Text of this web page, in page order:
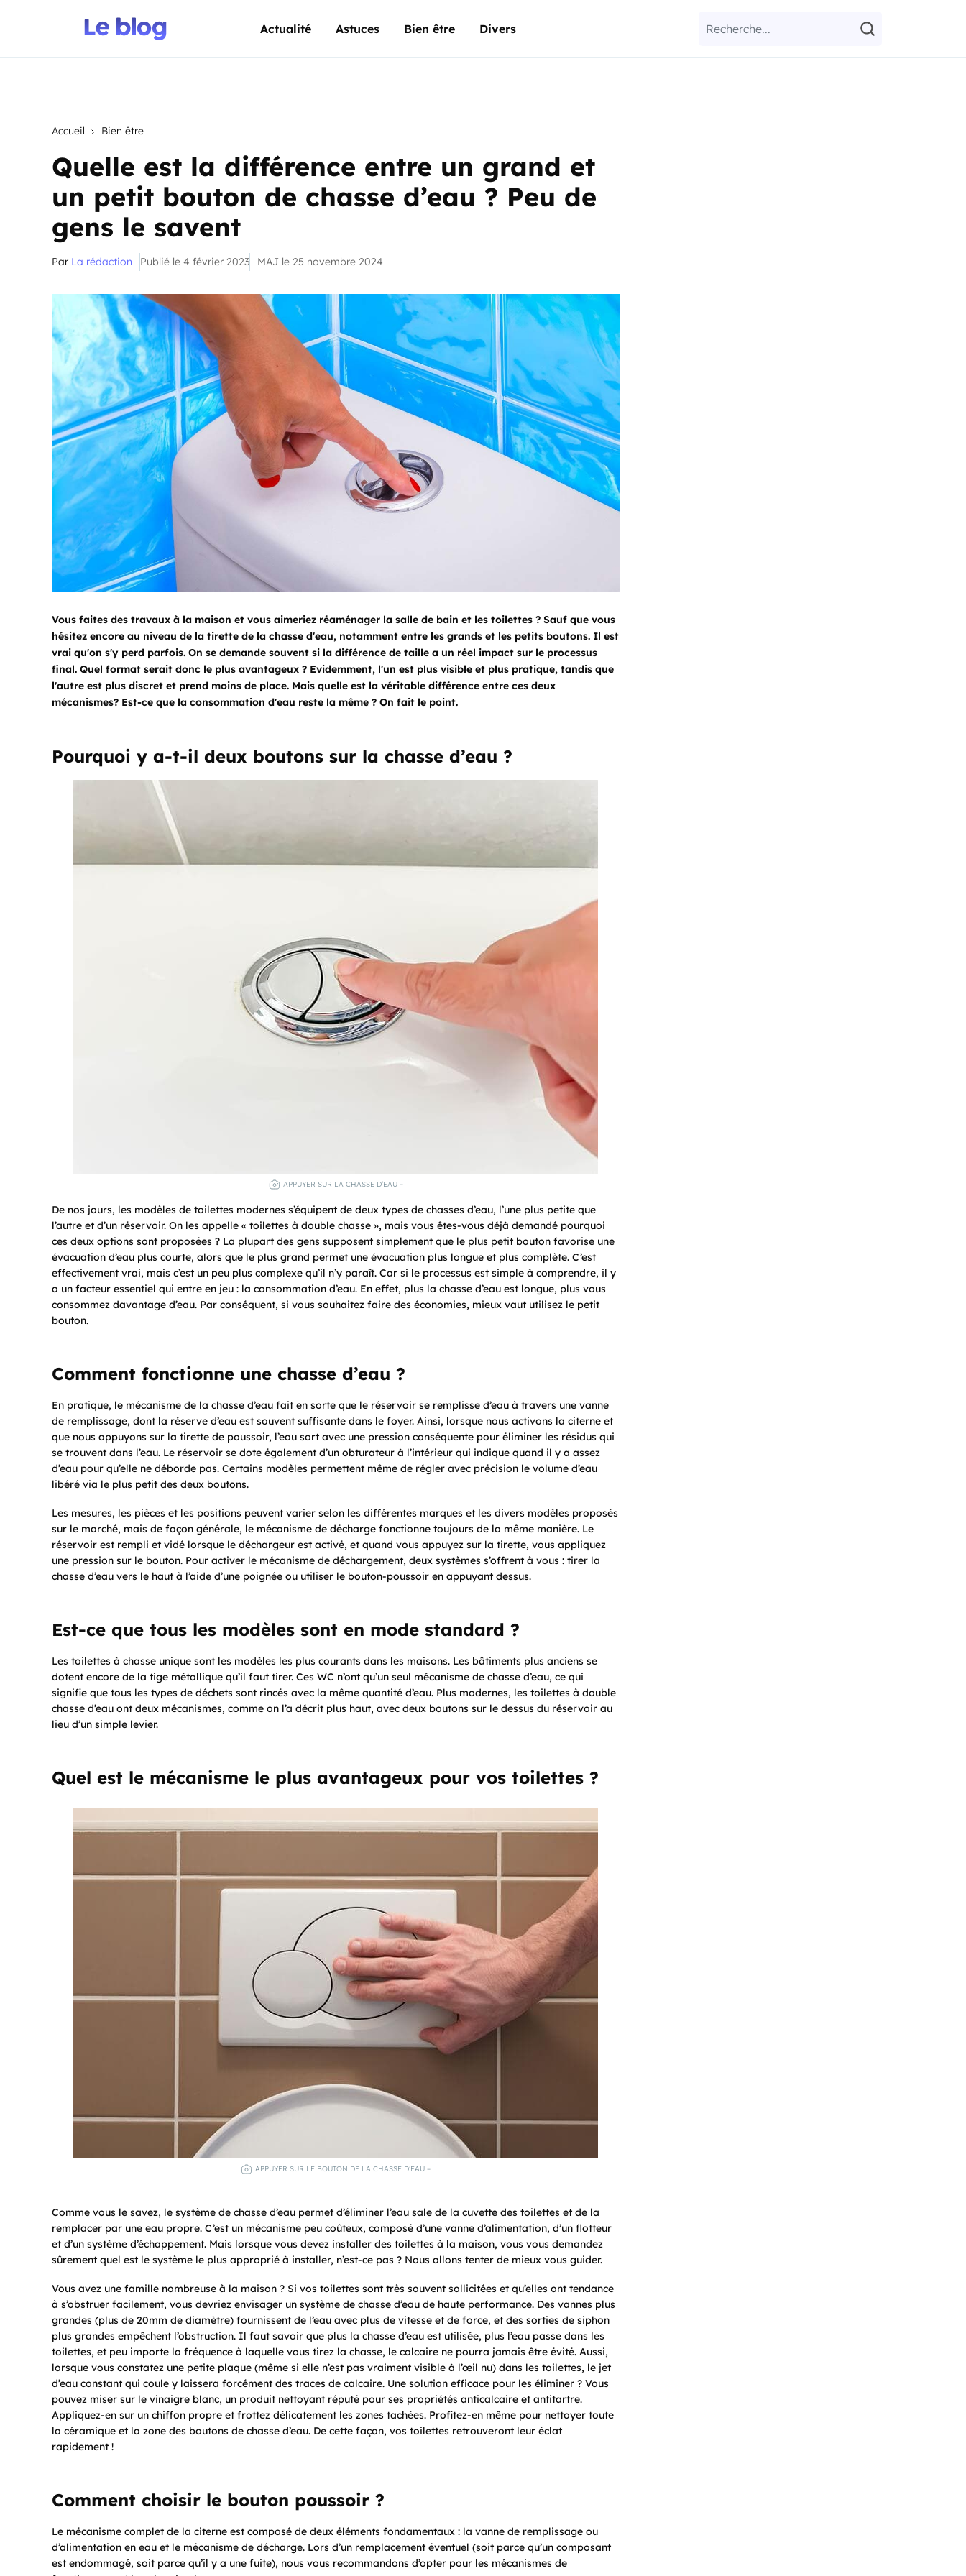
Actualité Astuces Bien être Divers
Accueil Bien être
Quelle est la différence entre un grand et
un petit bouton de chasse d’eau ? Peu de
gens le savent
Par La rédaction Publié le 4 février 2023 MAJ le 25 novembre 2024
Vous faites des travaux à la maison et vous aimeriez réaménager la salle de bain et les toilettes ? Sauf que vous
hésitez encore au niveau de la tirette de la chasse d'eau, notamment entre les grands et les petits boutons. Il est
vrai qu'on s'y perd parfois. On se demande souvent si la différence de taille a un réel impact sur le processus
final. Quel format serait donc le plus avantageux ? Evidemment, l'un est plus visible et plus pratique, tandis que
l'autre est plus discret et prend moins de place. Mais quelle est la véritable différence entre ces deux
mécanismes? Est-ce que la consommation d'eau reste la même ? On fait le point.
Pourquoi y a-t-il deux boutons sur la chasse d’eau ?
APPUYER SUR LA CHASSE D’EAU –
De nos jours, les modèles de toilettes modernes s’équipent de deux types de chasses d’eau, l’une plus petite que
l’autre et d’un réservoir. On les appelle « toilettes à double chasse », mais vous êtes-vous déjà demandé pourquoi
ces deux options sont proposées ? La plupart des gens supposent simplement que le plus petit bouton favorise une
évacuation d’eau plus courte, alors que le plus grand permet une évacuation plus longue et plus complète. C’est
effectivement vrai, mais c’est un peu plus complexe qu’il n’y paraît. Car si le processus est simple à comprendre, il y
a un facteur essentiel qui entre en jeu : la consommation d’eau. En effet, plus la chasse d’eau est longue, plus vous
consommez davantage d’eau. Par conséquent, si vous souhaitez faire des économies, mieux vaut utilisez le petit
bouton.
Comment fonctionne une chasse d’eau ?
En pratique, le mécanisme de la chasse d’eau fait en sorte que le réservoir se remplisse d’eau à travers une vanne
de remplissage, dont la réserve d’eau est souvent suffisante dans le foyer. Ainsi, lorsque nous activons la citerne et
que nous appuyons sur la tirette de poussoir, l’eau sort avec une pression conséquente pour éliminer les résidus qui
se trouvent dans l’eau. Le réservoir se dote également d’un obturateur à l’intérieur qui indique quand il y a assez
d’eau pour qu’elle ne déborde pas. Certains modèles permettent même de régler avec précision le volume d’eau
libéré via le plus petit des deux boutons.
Les mesures, les pièces et les positions peuvent varier selon les différentes marques et les divers modèles proposés
sur le marché, mais de façon générale, le mécanisme de décharge fonctionne toujours de la même manière. Le
réservoir est rempli et vidé lorsque le déchargeur est activé, et quand vous appuyez sur la tirette, vous appliquez
une pression sur le bouton. Pour activer le mécanisme de déchargement, deux systèmes s’offrent à vous : tirer la
chasse d’eau vers le haut à l’aide d’une poignée ou utiliser le bouton-poussoir en appuyant dessus.
Est-ce que tous les modèles sont en mode standard ?
Les toilettes à chasse unique sont les modèles les plus courants dans les maisons. Les bâtiments plus anciens se
dotent encore de la tige métallique qu’il faut tirer. Ces WC n’ont qu’un seul mécanisme de chasse d’eau, ce qui
signifie que tous les types de déchets sont rincés avec la même quantité d’eau. Plus modernes, les toilettes à double
chasse d’eau ont deux mécanismes, comme on l’a décrit plus haut, avec deux boutons sur le dessus du réservoir au
lieu d’un simple levier.
Quel est le mécanisme le plus avantageux pour vos toilettes ?
APPUYER SUR LE BOUTON DE LA CHASSE D’EAU –
Comme vous le savez, le système de chasse d’eau permet d’éliminer l’eau sale de la cuvette des toilettes et de la
remplacer par une eau propre. C’est un mécanisme peu coûteux, composé d’une vanne d’alimentation, d’un flotteur
et d’un système d’échappement. Mais lorsque vous devez installer des toilettes à la maison, vous vous demandez
sûrement quel est le système le plus approprié à installer, n’est-ce pas ? Nous allons tenter de mieux vous guider.
Vous avez une famille nombreuse à la maison ? Si vos toilettes sont très souvent sollicitées et qu’elles ont tendance
à s’obstruer facilement, vous devriez envisager un système de chasse d’eau de haute performance. Des vannes plus
grandes (plus de 20mm de diamètre) fournissent de l’eau avec plus de vitesse et de force, et des sorties de siphon
plus grandes empêchent l’obstruction. Il faut savoir que plus la chasse d’eau est utilisée, plus l’eau passe dans les
toilettes, et peu importe la fréquence à laquelle vous tirez la chasse, le calcaire ne pourra jamais être évité. Aussi,
lorsque vous constatez une petite plaque (même si elle n’est pas vraiment visible à l’œil nu) dans les toilettes, le jet
d’eau constant qui coule y laissera forcément des traces de calcaire. Une solution efficace pour les éliminer ? Vous
pouvez miser sur le vinaigre blanc, un produit nettoyant réputé pour ses propriétés anticalcaire et antitartre.
Appliquez-en sur un chiffon propre et frottez délicatement les zones tachées. Profitez-en même pour nettoyer toute
la céramique et la zone des boutons de chasse d’eau. De cette façon, vos toilettes retrouveront leur éclat
rapidement !
Comment choisir le bouton poussoir ?
Le mécanisme complet de la citerne est composé de deux éléments fondamentaux : la vanne de remplissage ou
d’alimentation en eau et le mécanisme de décharge. Lors d’un remplacement éventuel (soit parce qu’un composant
est endommagé, soit parce qu’il y a une fuite), nous vous recommandons d’opter pour les mécanismes de